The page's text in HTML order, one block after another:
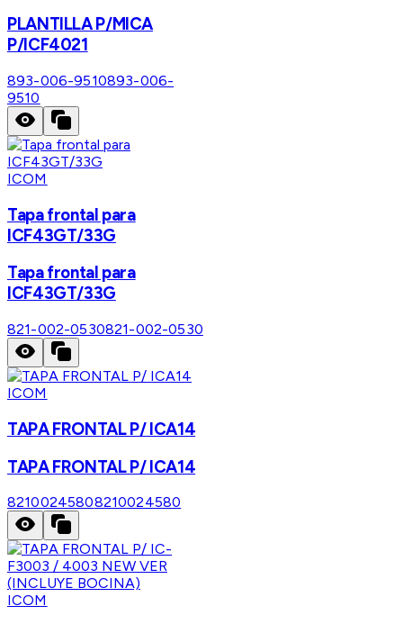
PLANTILLA P/MICA
P/ICF4021
893-006-9510893-006-
9510
ICOM
Tapa frontal para
ICF43GT/33G
Tapa frontal para
ICF43GT/33G
821-002-0530821-002-0530
ICOM
TAPA FRONTAL P/ ICA14
TAPA FRONTAL P/ ICA14
82100245808210024580
ICOM